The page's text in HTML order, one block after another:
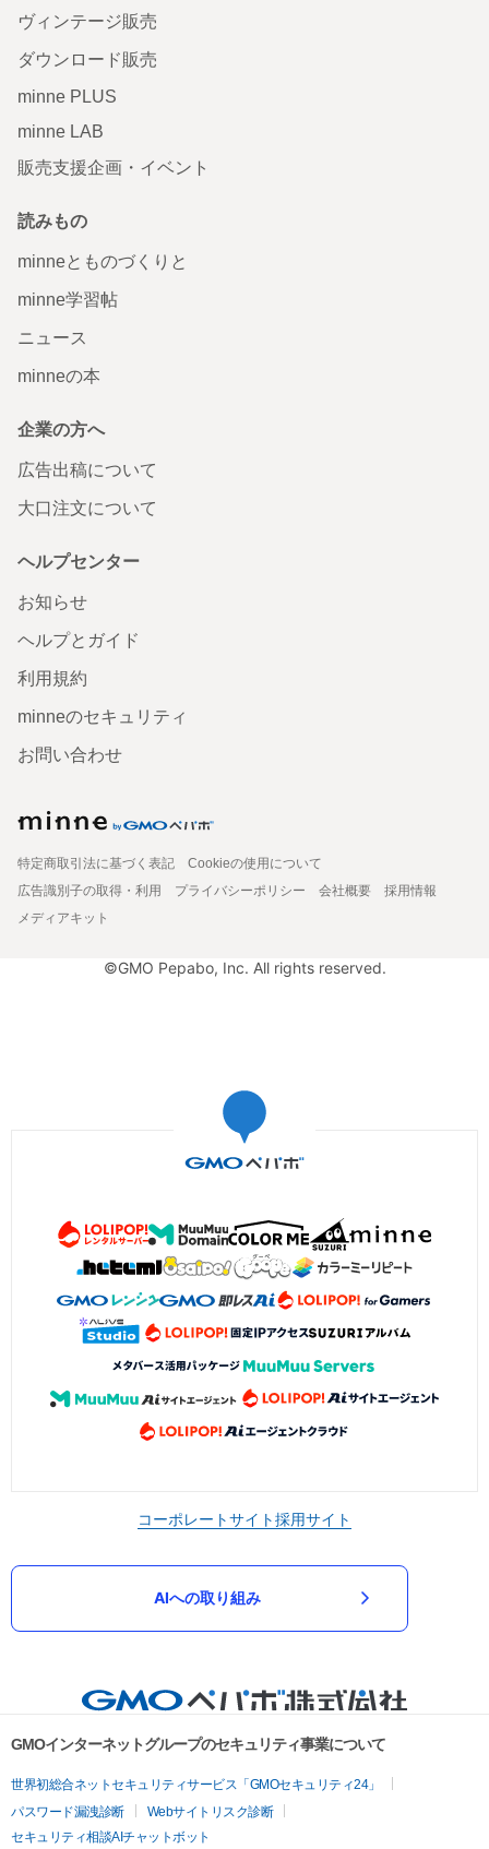
ヴィンテージ販売
ダウンロード販売
minne PLUS
minne LAB
販売支援企画・イベント
読みもの
minneとものづくりと
minne学習帖
ニュース
minneの本
企業の方へ
広告出稿について
大口注文について
ヘルプセンター
お知らせ
ヘルプとガイド
利用規約
minneのセキュリティ
お問い合わせ
特定商取引法に基づく表記
Cookieの使用について
広告識別子の取得・利用
プライバシーポリシー 会社概要
採用情報
メディアキット
©GMO Pepabo, Inc. All rights reserved.
コーポレートサイト採用サイト
AIへの取り組み
GMOインターネットグループのセキュリティ事業について
世界初総合ネットセキュリティサービス「GMOセキュリティ24」
パスワード漏洩診断
Webサイトリスク診断
セキュリティ相談AIチャットボット